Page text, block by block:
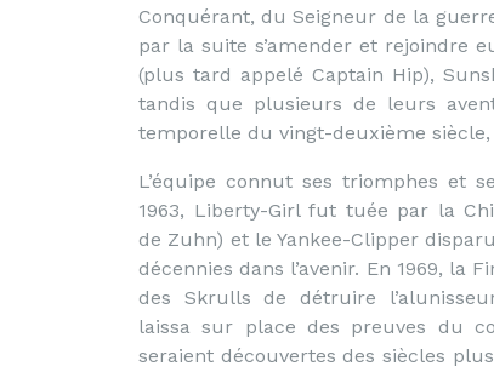
Conquérant, du Seigneur de la
par la suite s’amender et rejoindre
(plus tard appelé Captain Hip),
tandis que plusieurs de leurs
temporelle du vingt-deuxième siècle,
L’équipe connut ses triomphes et
1963, Liberty-Girl fut tuée par la
de Zuhn) et le Yankee-Clipper
décennies dans l’avenir. En 1969, la
des Skrulls de détruire
laissa sur place des preuves du
seraient découvertes des siècles